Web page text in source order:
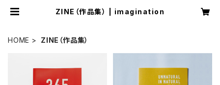
ZINE（作品集） | imagination
HOME ZINE（作品集）